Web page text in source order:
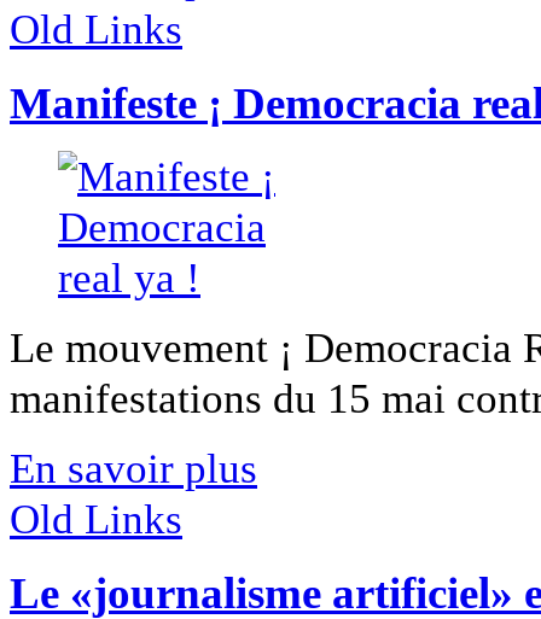
Old Links
Manifeste ¡ Democracia
Le mouvement ¡ Democracia
manifestations du 15 mai
En savoir plus
Old Links
Le «journalisme artificiel»